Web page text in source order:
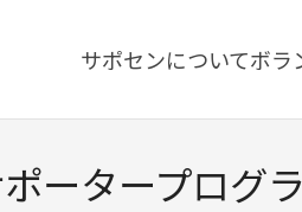
サポセンについてボラ
ータープログ